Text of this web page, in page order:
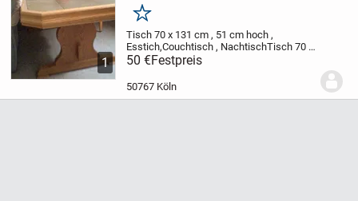
1
Merken
Tisch 70 x 131 cm , 51 cm hoch ,
Esstich,Couchtisch , NachtischTisch 70 x
131 cm , 51 cm hoch , Esstich,Couchtisch
, NachtischTisch 70 x 131 cm , 51 cm
hoch , Esstich,Couchtisch ,
50 €Festpreis
50767 Köln